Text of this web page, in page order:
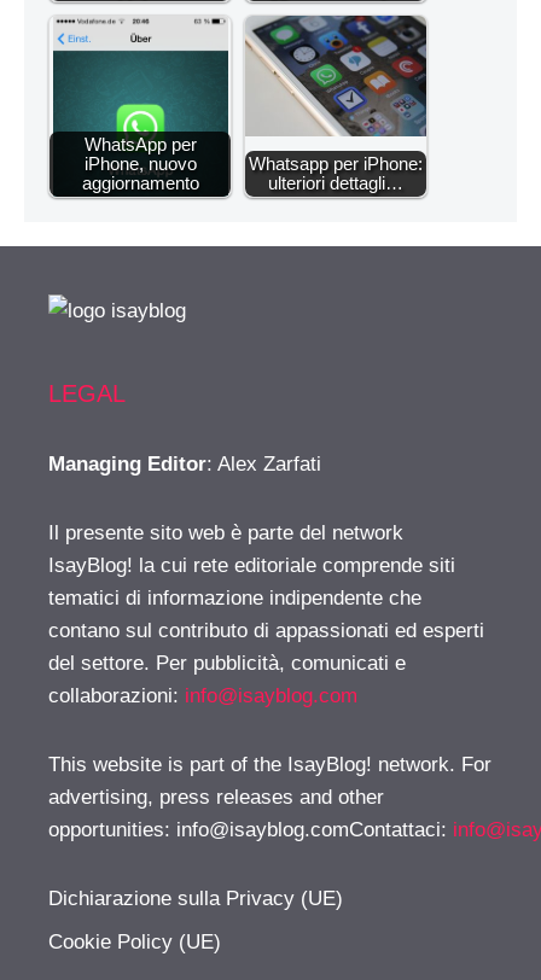
WhatsApp per
iPhone, nuovo
aggiornamento
Whatsapp per iPhone:
ulteriori dettagli…
LEGAL
Managing Editor: Alex Zarfati
Il presente sito web è parte del network
IsayBlog! la cui rete editoriale comprende siti
tematici di informazione indipendente che
contano sul contributo di appassionati ed esperti
del settore. Per pubblicità, comunicati e
collaborazioni: info@isayblog.com
This website is part of the IsayBlog! network. For
advertising, press releases and other
opportunities: info@isayblog.comContattaci:
Dichiarazione sulla Privacy (UE)
Cookie Policy (UE)